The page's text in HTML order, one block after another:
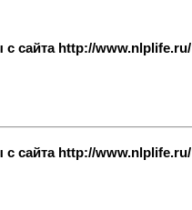
сайта http://www.nlplife.ru/
сайта http://www.nlplife.ru/